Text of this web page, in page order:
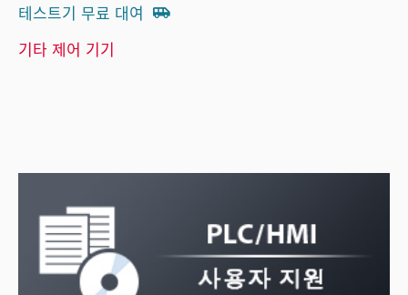
테스트기 무료 대여
기타 제어 기기